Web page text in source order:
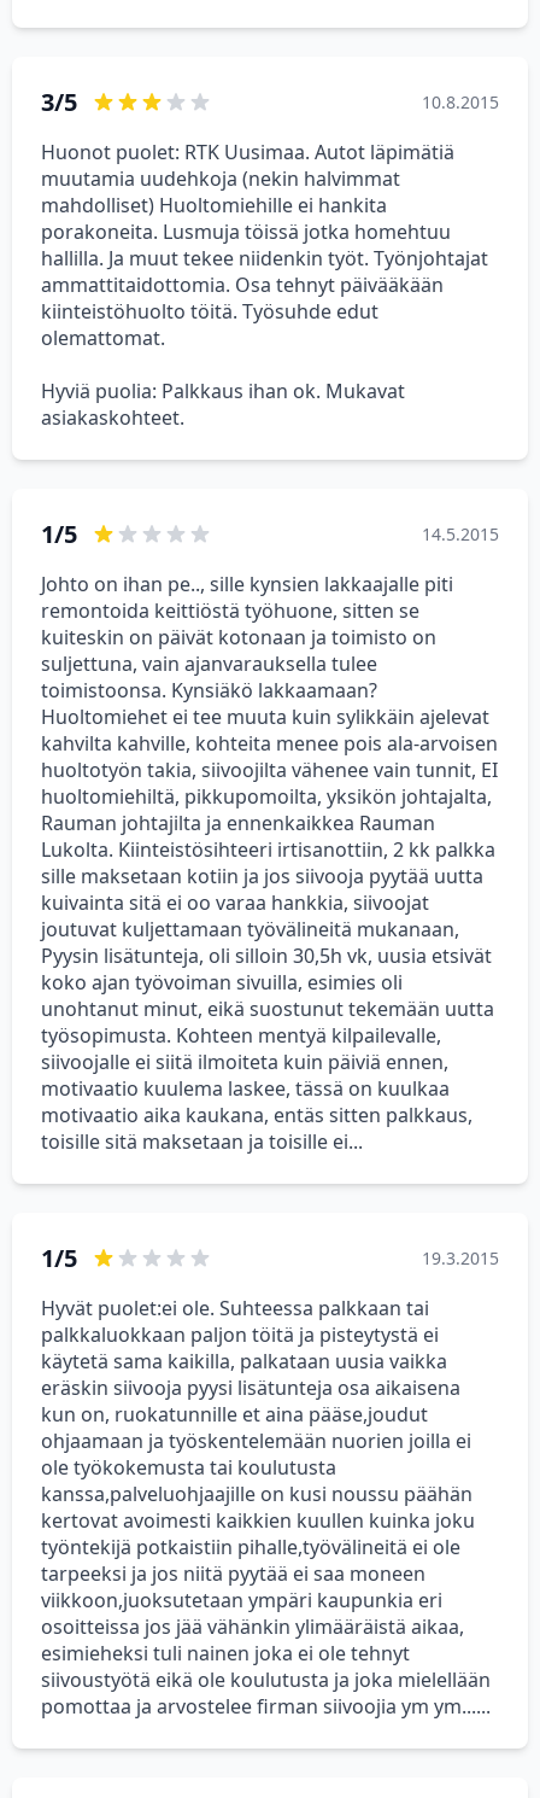
3/5 10.8.2015
Huonot puolet: RTK Uusimaa. Autot läpimätiä
muutamia uudehkoja (nekin halvimmat
mahdolliset) Huoltomiehille ei hankita
porakoneita. Lusmuja töissä jotka homehtuu
hallilla. Ja muut tekee niidenkin työt. Työnjohtajat
ammattitaidottomia. Osa tehnyt päivääkään
kiinteistöhuolto töitä. Työsuhde edut
olemattomat.
Hyviä puolia: Palkkaus ihan ok. Mukavat
asiakaskohteet.
1/5 14.5.2015
Johto on ihan pe.., sille kynsien lakkaajalle piti
remontoida keittiöstä työhuone, sitten se
kuiteskin on päivät kotonaan ja toimisto on
suljettuna, vain ajanvarauksella tulee
toimistoonsa. Kynsiäkö lakkaamaan?
Huoltomiehet ei tee muuta kuin sylikkäin ajelevat
kahvilta kahville, kohteita menee pois ala-arvoisen
huoltotyön takia, siivoojilta vähenee vain tunnit, EI
huoltomiehiltä, pikkupomoilta, yksikön johtajalta,
Rauman johtajilta ja ennenkaikkea Rauman
Lukolta. Kiinteistösihteeri irtisanottiin, 2 kk palkka
sille maksetaan kotiin ja jos siivooja pyytää uutta
kuivainta sitä ei oo varaa hankkia, siivoojat
joutuvat kuljettamaan työvälineitä mukanaan,
Pyysin lisätunteja, oli silloin 30,5h vk, uusia etsivät
koko ajan työvoiman sivuilla, esimies oli
unohtanut minut, eikä suostunut tekemään uutta
työsopimusta. Kohteen mentyä kilpailevalle,
siivoojalle ei siitä ilmoiteta kuin päiviä ennen,
motivaatio kuulema laskee, tässä on kuulkaa
motivaatio aika kaukana, entäs sitten palkkaus,
toisille sitä maksetaan ja toisille ei...
1/5 19.3.2015
Hyvät puolet:ei ole. Suhteessa palkkaan tai
palkkaluokkaan paljon töitä ja pisteytystä ei
käytetä sama kaikilla, palkataan uusia vaikka
eräskin siivooja pyysi lisätunteja osa aikaisena
kun on, ruokatunnille et aina pääse,joudut
ohjaamaan ja työskentelemään nuorien joilla ei
ole työkokemusta tai koulutusta
kanssa,palveluohjaajille on kusi noussu päähän
kertovat avoimesti kaikkien kuullen kuinka joku
työntekijä potkaistiin pihalle,työvälineitä ei ole
tarpeeksi ja jos niitä pyytää ei saa moneen
viikkoon,juoksutetaan ympäri kaupunkia eri
osoitteissa jos jää vähänkin ylimääräistä aikaa,
esimieheksi tuli nainen joka ei ole tehnyt
siivoustyötä eikä ole koulutusta ja joka mielellään
pomottaa ja arvostelee firman siivoojia ym ym......